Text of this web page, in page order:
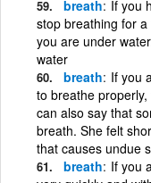
breath If you
stop breathing for
you are under
water
breath If you
to breathe
can also say that
breath. She felt
that causes undue
breath If you